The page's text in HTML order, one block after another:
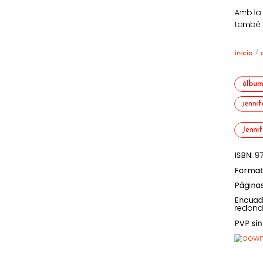
Amb la
també
inicio /
ISBN:
PVP